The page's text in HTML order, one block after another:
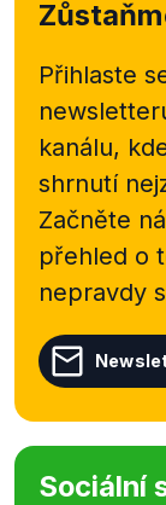
Přihlaste
kanálu,
shrnutí
Začněte
přehled o
nepravdy
Sociální